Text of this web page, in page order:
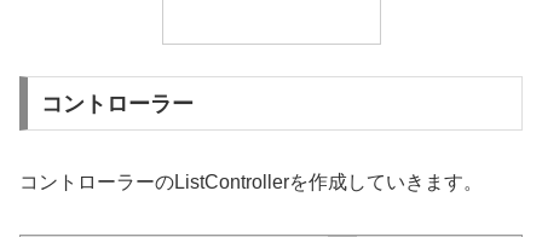
コントローラー
コントローラーのListControllerを作成していきます。